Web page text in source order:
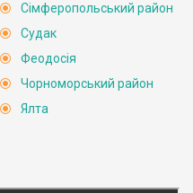
Сімферопольський район
Судак
Феодосія
Чорноморський район
Ялта